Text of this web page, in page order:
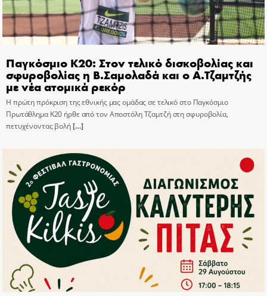
Παγκόσμιο Κ20: Στον τελικό δισκοβολίας και
σφυροβολίας η Β.Σαμολαδά και ο Α.Τζαμτζής
με νέα ατομικά ρεκόρ
Η πρώτη πρόκριση της εθνικής μας ομάδας σε τελικό στο Παγκόσμιο
Πρωτάθλημα Κ20 ήρθε από τον Αποστόλη Τζαμτζή στη σφυροβολία,
πετυχένοντας βολή[…]